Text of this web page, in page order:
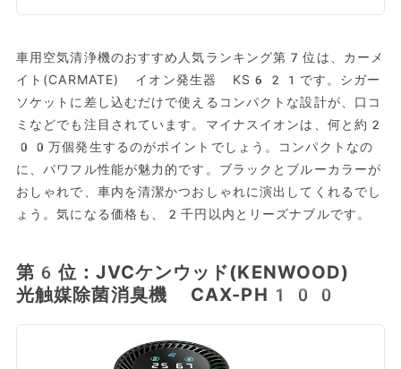
車用空気清浄機のおすすめ人気ランキング第7位は、カーメ
イト(CARMATE) イオン発生器 KS621です。シガー
ソケットに差し込むだけで使えるコンパクトな設計が、口コ
ミなどでも注目されています。マイナスイオンは、何と約2
00万個発生するのがポイントでしょう。コンパクトなの
に、パワフル性能が魅力的です。ブラックとブルーカラーが
おしゃれで、車内を清潔かつおしゃれに演出してくれるでし
ょう。気になる価格も、2千円以内とリーズナブルです。
第6位：JVCケンウッド(KENWOOD)
光触媒除菌消臭機 CAX-PH100